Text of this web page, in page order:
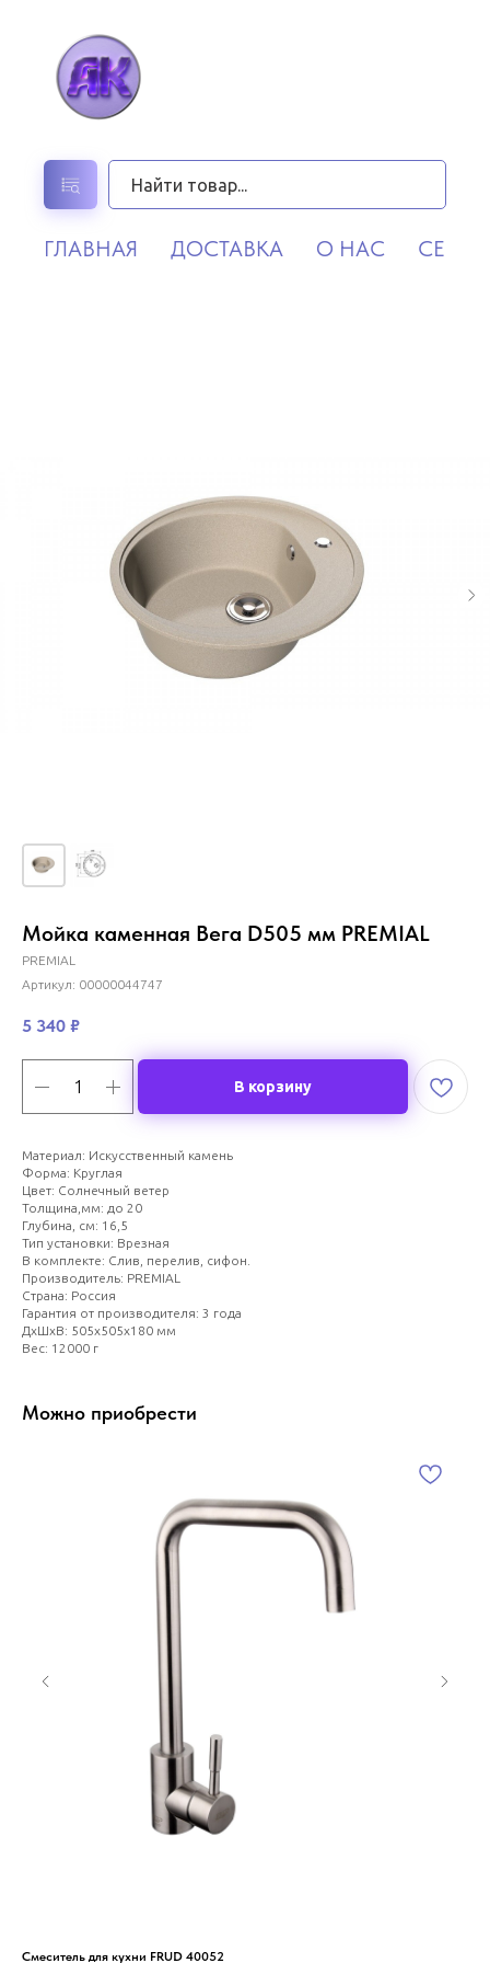
ГЛАВНАЯ ДОСТАВКА О НАС
Мойка каменная Вега D505 мм PREMIAL
PREMIAL
Артикул: 00000044747
5 340 ₽
В корзину
Материал: Искусственный камень
Форма: Круглая
Цвет: Солнечный ветер
Толщина,мм: до 20
Глубина, см: 16,5
Тип установки: Врезная
В комплекте: Слив, перелив, сифон.
Производитель: PREMIAL
Страна: Россия
Гарантия от производителя: 3 года
ДxШxВ: 505x505x180 мм
Вес: 12000 г
Можно приобрести
Смеситель для кухни FRUD 40052